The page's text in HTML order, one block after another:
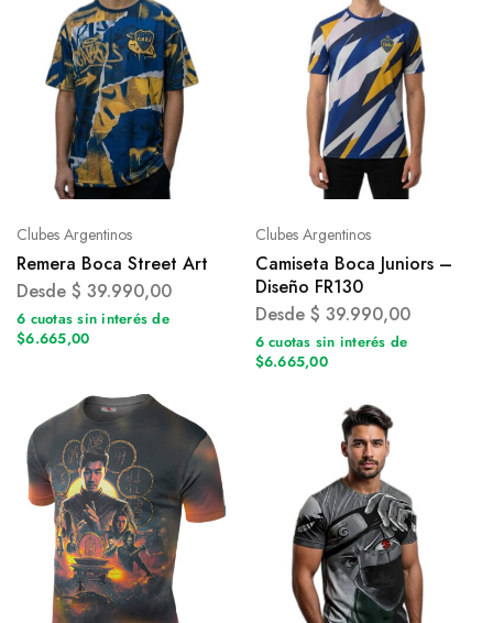
Clubes Argentinos
Remera Boca Street Art
Desde $ 39.990,00
6 cuotas sin interés de
$6.665,00
Clubes Argentinos
Camiseta Boca Juniors –
Diseño FR130
Desde $ 39.990,00
6 cuotas sin interés de
$6.665,00